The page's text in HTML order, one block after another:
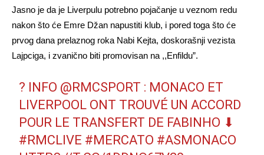
Jasno je da je Liverpulu potrebno pojačanje u veznom redu
nakon što će Emre Džan napustiti klub, i pored toga što će
prvog dana prelaznog roka Nabi Kejta, doskorašnji vezista
Lajpciga, i zvanično biti promovisan na ,,Enfildu”.
? INFO @RMCSPORT : MONACO ET
LIVERPOOL ONT TROUVÉ UN ACCORD
POUR LE TRANSFERT DE FABINHO ⬇
#RMCLIVE #MERCATO #ASMONACO